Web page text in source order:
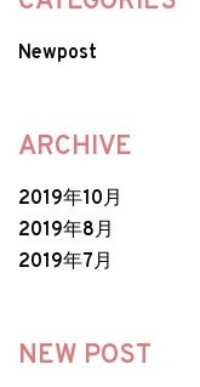
Newpost
ARCHIVE
2019年10月
2019年8月
2019年7月
NEW POST